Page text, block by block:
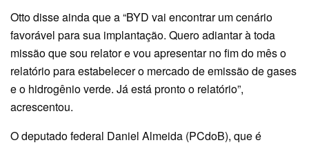
Otto disse ainda que a “BYD vai encontrar um cenário
favorável para sua implantação. Quero adiantar à toda
missão que sou relator e vou apresentar no fim do mês o
relatório para estabelecer o mercado de emissão de gases
e o hidrogênio verde. Já está pronto o relatório”,
acrescentou.
O deputado federal Daniel Almeida (PCdoB), que é